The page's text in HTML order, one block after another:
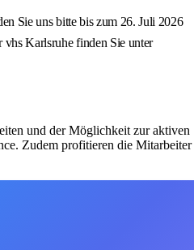
Sie uns bitte bis zum 26. Juli 2026
Karlsruhe finden Sie unter
und der Möglichkeit zur aktiven
Zudem profitieren die Mitarbeiter